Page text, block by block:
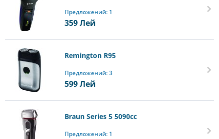
Предложений: 1
359Лей
Remington R95
Предложений: 3
599Лей
Braun Series 5 5090cc
Предложений: 1